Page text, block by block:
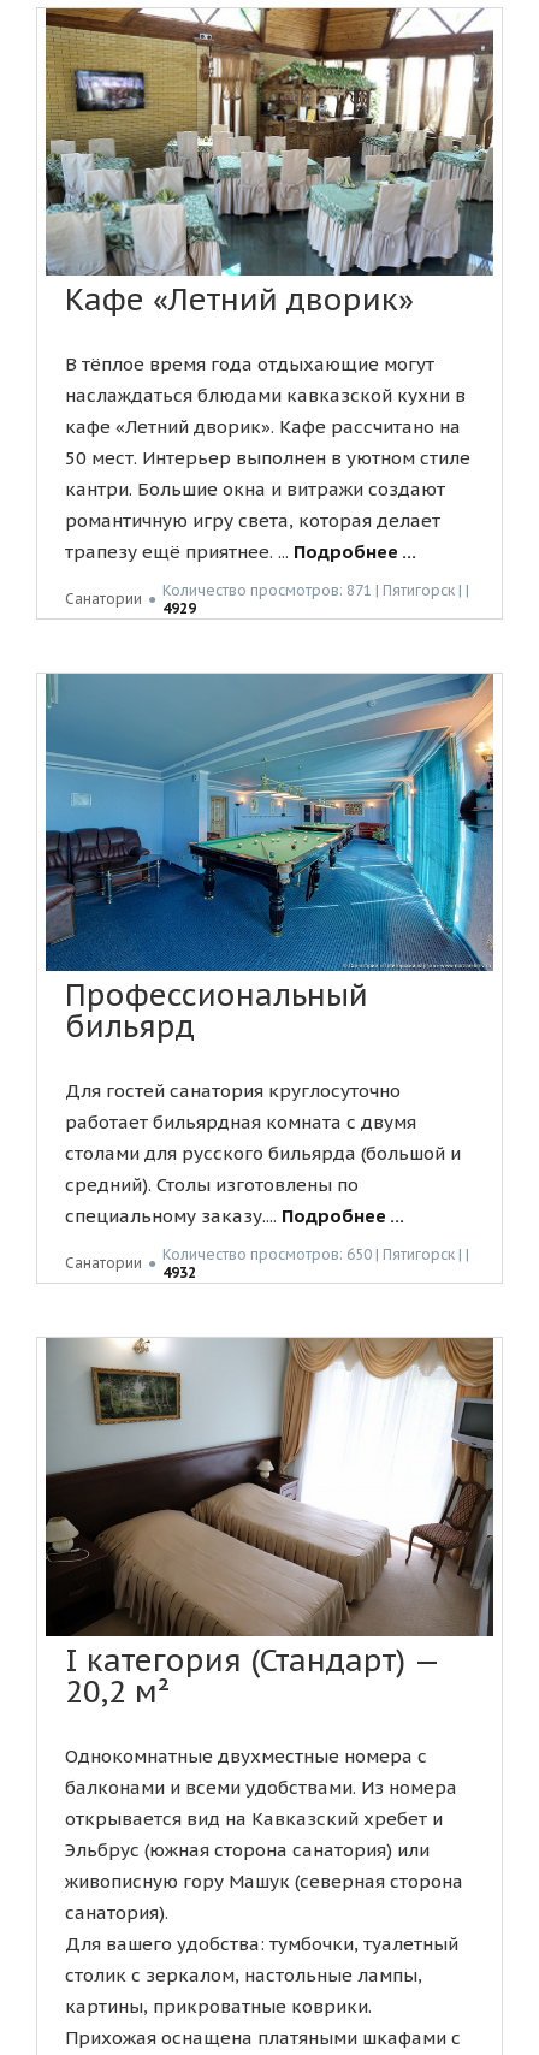
Кафе «Летний дворик»
В тёплое время года отдыхающие могут
наслаждаться блюдами кавказской кухни в
кафе «Летний дворик». Кафе рассчитано на
50 мест. Интерьер выполнен в уютном стиле
кантри. Большие окна и витражи создают
романтичную игру света, которая делает
трапезу ещё приятнее. ... Подробнее ...
Санатории ● Количество просмотров: 871 | Пятигорск | |
4929
Профессиональный
бильярд
Для гостей санатория круглосуточно
работает бильярдная комната с двумя
столами для русского бильярда (большой и
средний). Столы изготовлены по
специальному заказу.... Подробнее ...
Санатории ● Количество просмотров: 650 | Пятигорск | |
4932
I категория (Стандарт) —
20,2 м²
Однокомнатные двухместные номера с
балконами и всеми удобствами. Из номера
открывается вид на Кавказский хребет и
Эльбрус (южная сторона санатория) или
живописную гору Машук (северная сторона
санатория).
Для вашего удобства: тумбочки, туалетный
столик с зеркалом, настольные лампы,
картины, прикроватные коврики.
Прихожая оснащена платяными шкафами с